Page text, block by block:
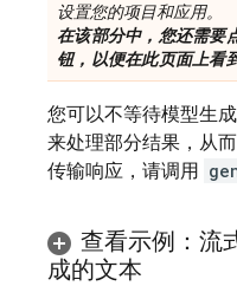
设置您的项目和应用。
在该部分中，您还需要
钮，以便在此页面上看
您可以不等待模型生
来处理部分结果，从
传输响应，请调用
查看示例：流
成的文本